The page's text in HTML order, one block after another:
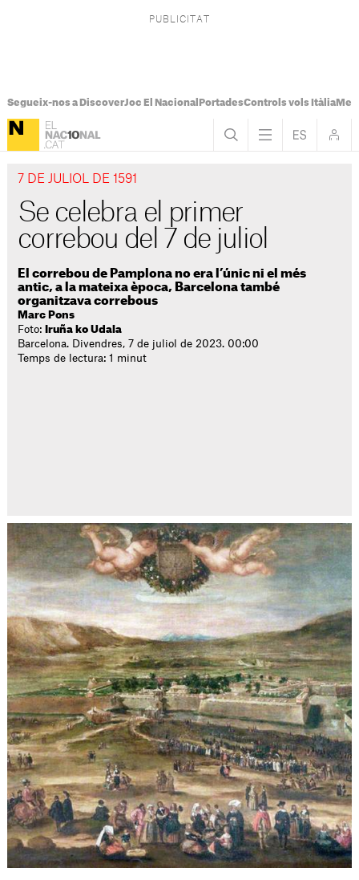
Segueix-nos a DiscoverJoc El Nacional PortadesControls vols Itàlia
7 DE JULIOL DE 1591
Se celebra el primer
correbou del 7 de juliol
El correbou de Pamplona no era l’únic ni el més
antic, a la mateixa època, Barcelona també
organitzava correbous
Marc Pons
Foto:
Iruña ko Udala
Barcelona. Divendres, 7 de juliol de 2023. 00:00
Temps de lectura: 1 minut